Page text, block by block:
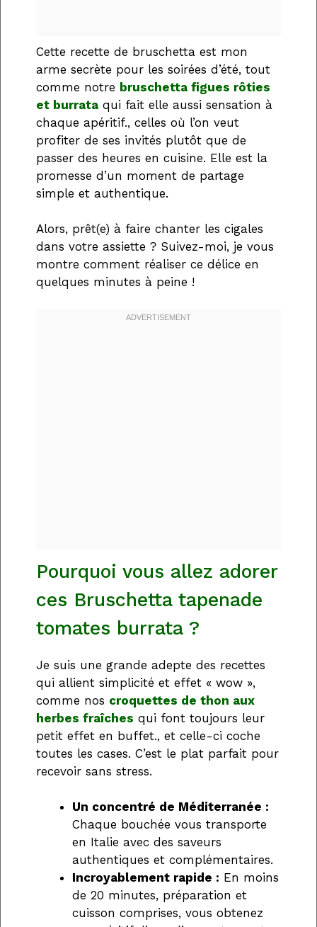
Cette recette de bruschetta est mon
arme secrète pour les soirées d’été, tout
comme notre bruschetta figues rôties
et burrata qui fait elle aussi sensation à
chaque apéritif., celles où l’on veut
profiter de ses invités plutôt que de
passer des heures en cuisine. Elle est la
promesse d’un moment de partage
simple et authentique.
Alors, prêt(e) à faire chanter les cigales
dans votre assiette ? Suivez-moi, je vous
montre comment réaliser ce délice en
quelques minutes à peine !
Pourquoi vous allez adorer
ces Bruschetta tapenade
tomates burrata ?
Je suis une grande adepte des recettes
qui allient simplicité et effet « wow »,
comme nos croquettes de thon aux
herbes fraîches qui font toujours leur
petit effet en buffet., et celle-ci coche
toutes les cases. C’est le plat parfait pour
recevoir sans stress.
Un concentré de Méditerranée :
Chaque bouchée vous transporte
en Italie avec des saveurs
authentiques et complémentaires.
Incroyablement rapide : En moins
de 20 minutes, préparation et
cuisson comprises, vous obtenez